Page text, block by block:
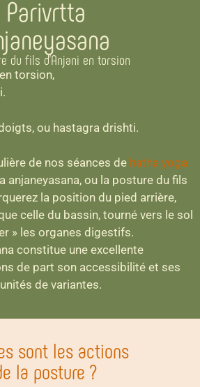
Parivrtta
du fils d’Anjani en torsion
torsion,
ou hastagra drishti.
de nos séances de hatha yoga
anjaneyasana, ou la posture du fils
la position du pied arrière,
celle du bassin, tourné vers le sol
» les organes digestifs.
constitue une excellente
de part son accessibilité et ses
de variantes.
sont les actions
la posture ?